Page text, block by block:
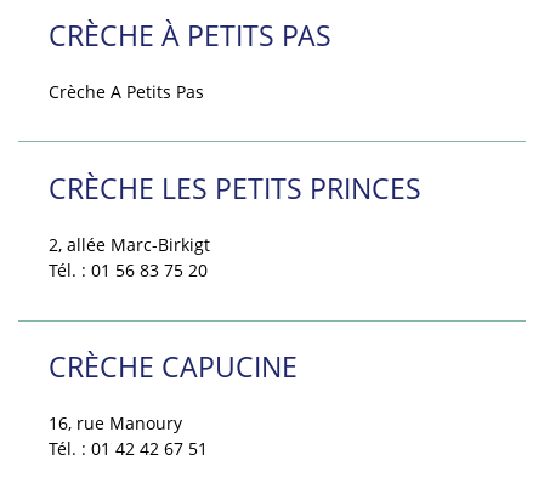
CRÈCHE À PETITS PAS
Crèche A Petits Pas
CRÈCHE LES PETITS PRINCES
2, allée Marc-Birkigt
Tél. : 01 56 83 75 20
CRÈCHE CAPUCINE
16, rue Manoury
Tél. : 01 42 42 67 51